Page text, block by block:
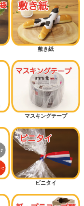
敷き紙
マスキングテープ
ビニタイ